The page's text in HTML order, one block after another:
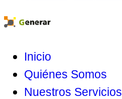
Inicio
Quiénes Somos
Nuestros Servicios